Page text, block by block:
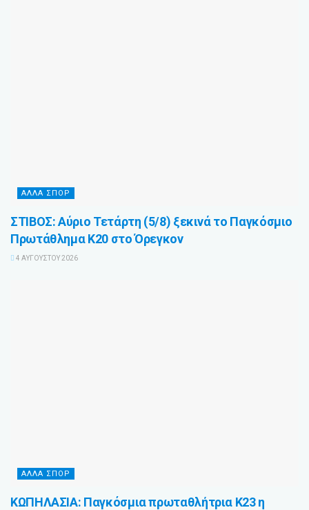
ΆΛΛΑ ΣΠΌΡ
ΣΤΙΒΟΣ: Αύριο Τετάρτη (5/8) ξεκινά το Παγκόσμιο
Πρωτάθλημα Κ20 στο Όρεγκον
4 ΑΥΓΟΎΣΤΟΥ 2026
ΆΛΛΑ ΣΠΌΡ
ΚΩΠΗΛΑΣΙΑ: Παγκόσμια πρωταθλήτρια Κ23 η